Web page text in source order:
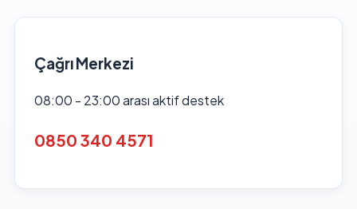
Çağrı Merkezi
08:00 - 23:00 arası aktif destek
0850 340 4571